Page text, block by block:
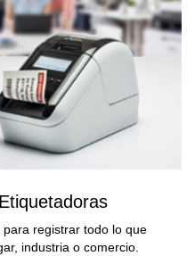
registrar todo lo que
industria o comercio.